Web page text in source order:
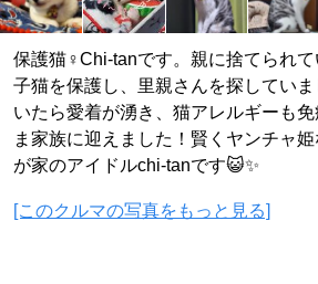
保護猫♀Chi-tanです。親に捨てられ
子猫を保護し、里親さんを探してい
いたら愛着が湧き、猫アレルギーも
ま家族に迎えました！賢くヤンチャ
が家のアイドルchi-tanです😺✨
[このクルマの写真をもっと見る]